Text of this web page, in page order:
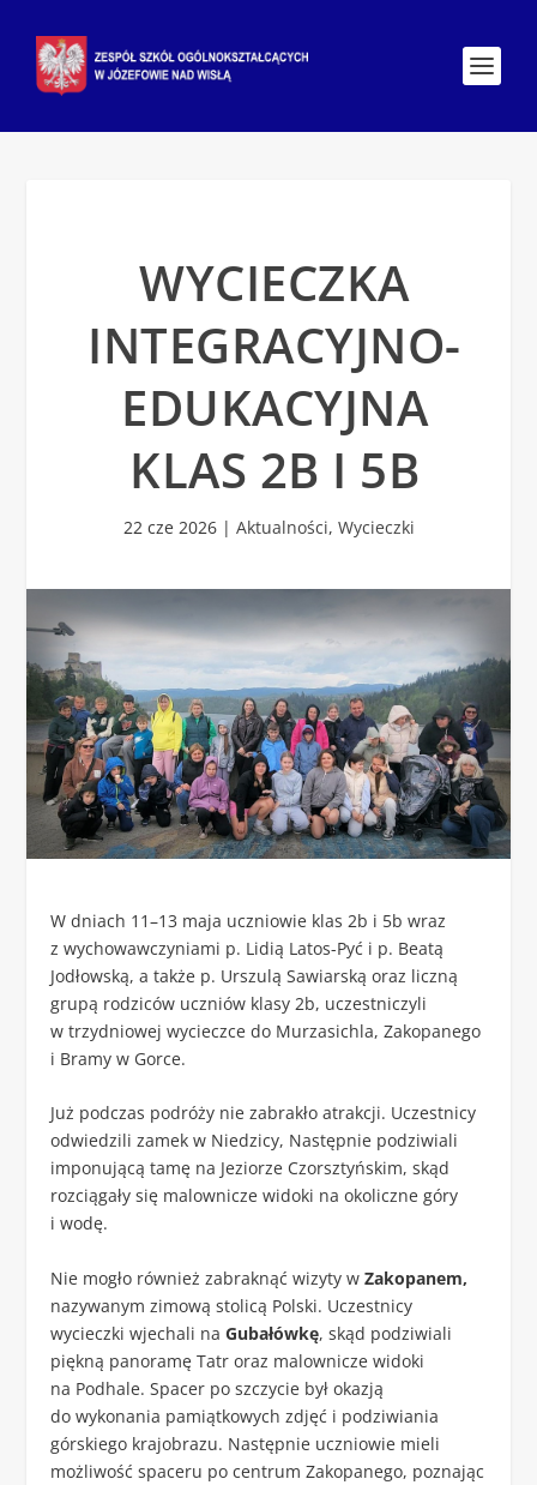
WYCIECZKA
INTEGRACYJNO-
EDUKACYJNA
KLAS 2B I 5B
22 cze 2026| Aktualności, Wycieczki
W dniach 11–13 maja uczniowie klas 2b i 5b wraz
z wychowawczyniami p. Lidią Latos-Pyć i p. Beatą
Jodłowską, a także p. Urszulą Sawiarską oraz liczną
grupą rodziców uczniów klasy 2b, uczestniczyli
w trzydniowej wycieczce do Murzasichla, Zakopanego
i Bramy w Gorce.
Już podczas podróży nie zabrakło atrakcji. Uczestnicy
odwiedzili zamek w Niedzicy, Następnie podziwiali
imponującą tamę na Jeziorze Czorsztyńskim, skąd
rozciągały się malownicze widoki na okoliczne góry
i wodę.
Nie mogło również zabraknąć wizyty wZakopanem,
nazywanym zimową stolicą Polski. Uczestnicy
wycieczki wjechali naGubałówkę, skąd podziwiali
piękną panoramę Tatr oraz malownicze widoki
na Podhale. Spacer po szczycie był okazją
do wykonania pamiątkowych zdjęć i podziwiania
górskiego krajobrazu. Następnie uczniowie mieli
możliwość spaceru po centrum Zakopanego, poznając